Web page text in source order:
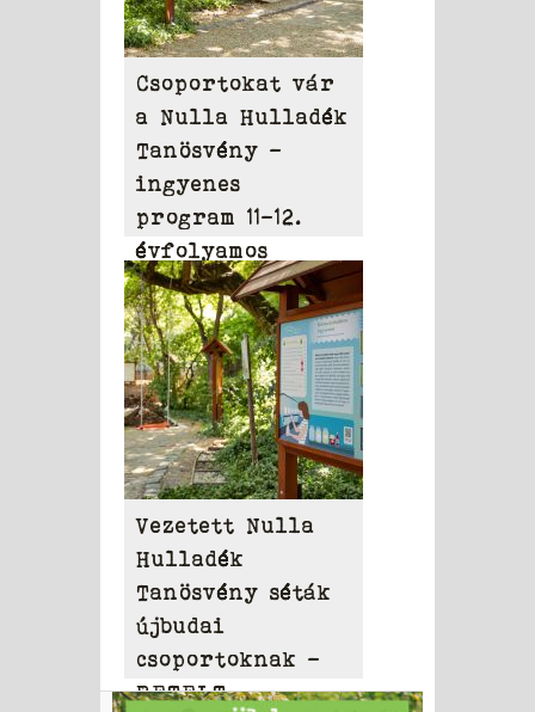
Csoportokat vár
a Nulla Hulladék
Tanösvény –
ingyenes
program 11-12.
évfolyamos
diákoknak
Vezetett Nulla
Hulladék
Tanösvény séták
újbudai
csoportoknak –
BETELT